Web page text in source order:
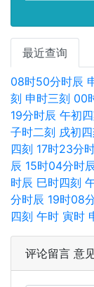
最近查询
08时50分时辰
刻 申时三刻 00
19分时辰 午初
子时二刻 戌初
四刻 17时23分
辰 15时04分时
时辰 巳时四刻
分时辰 19时08
四刻 午时 寅时
评论留言 意